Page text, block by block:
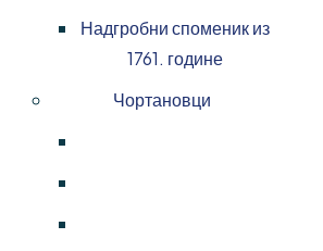
Надгробни споменик из
1761. године
Чортановци